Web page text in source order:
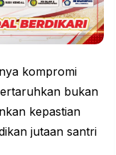
kompromi
bukan
kepastian
jutaan santri